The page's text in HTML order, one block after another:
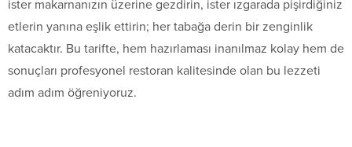
ister makarnanızın üzerine gezdirin, ister ızgarada pişirdiğiniz
etlerin yanına eşlik ettirin; her tabağa derin bir zenginlik
katacaktır. Bu tarifte, hem hazırlaması inanılmaz kolay hem de
sonuçları profesyonel restoran kalitesinde olan bu lezzeti
adım adım öğreniyoruz.